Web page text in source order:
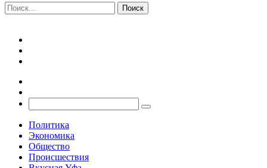
Политика
Экономика
Общество
Происшествия